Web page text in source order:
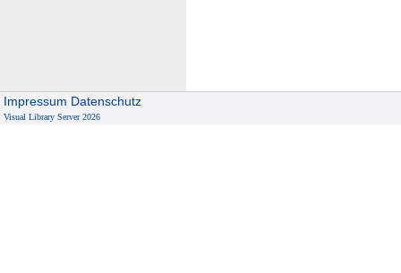
Impressum Datenschutz
Visual Library Server 2026